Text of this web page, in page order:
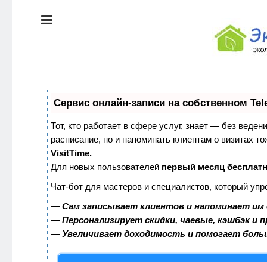
СТИЛЬ
ЭКОЛОГИЯ
ДОМА
КРАСОТА И
ЗДОРОВЬЕ
ПИТАНИЕ
Сервис онлайн-записи на собственном
Тот, кто работает в сфере услуг, знает — без
расписание, но и напоминать клиентам о
VisitTime.
Для новых пользователей первый месяц
Чат-бот для мастеров и специалистов, который
— Сам записывает клиентов и напоминает им
— Персонализирует скидки, чаевые, кэшбэк и
— Увеличивает доходимость и помогает